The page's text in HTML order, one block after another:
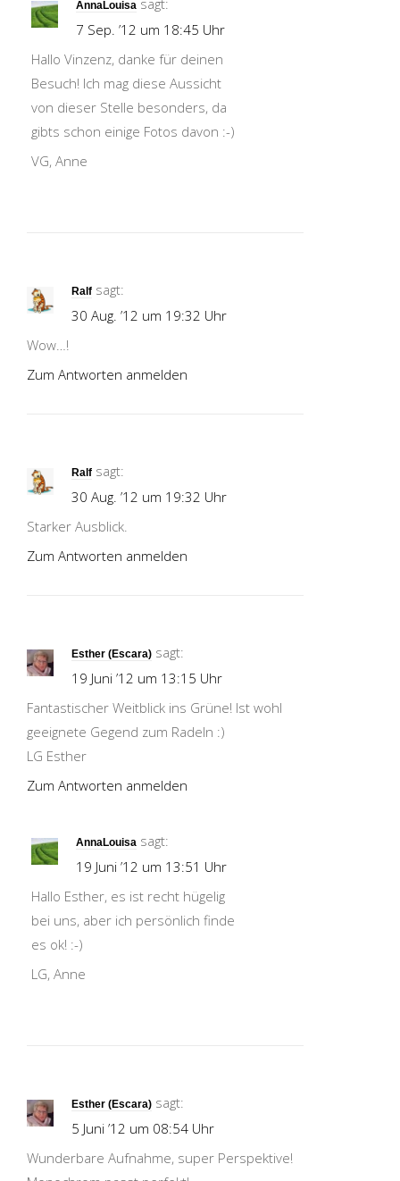
AnnaLouisa sagt:
7 Sep. ’12 um 18:45 Uhr
Hallo Vinzenz, danke für deinen
Besuch! Ich mag diese Aussicht
von dieser Stelle besonders, da
gibts schon einige Fotos davon :-)
VG, Anne
Ralf sagt:
30 Aug. ’12 um 19:32 Uhr
Wow…!
Zum Antworten anmelden
Ralf sagt:
30 Aug. ’12 um 19:32 Uhr
Starker Ausblick.
Zum Antworten anmelden
Esther (Escara) sagt:
19 Juni ’12 um 13:15 Uhr
Fantastischer Weitblick ins Grüne! Ist wohl
geeignete Gegend zum Radeln :)
LG Esther
Zum Antworten anmelden
AnnaLouisa sagt:
19 Juni ’12 um 13:51 Uhr
Hallo Esther, es ist recht hügelig
bei uns, aber ich persönlich finde
es ok! :-)
LG, Anne
Esther (Escara) sagt:
5 Juni ’12 um 08:54 Uhr
Wunderbare Aufnahme, super Perspektive!